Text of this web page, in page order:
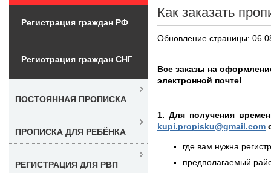
Как заказать
Обновление страницы:
Все заказы на
электронной почте!
1. Для получения
kupi.propisku@gmail.com
где вам нужна
предполагаемый
Регистрация граждан РФ
Регистрация граждан СНГ
ПОСТОЯННАЯ ПРОПИСКА
ПРОПИСКА ДЛЯ РЕБЁНКА
РЕГИСТРАЦИЯ ДЛЯ РВП